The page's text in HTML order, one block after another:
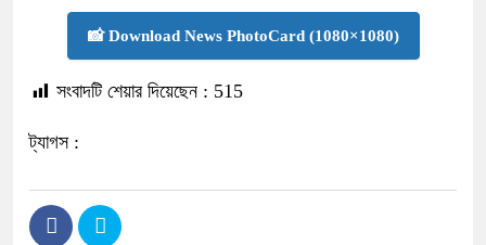
📸 Download News PhotoCard (1080×1080)
সংবাদটি শেয়ার দিয়েছেন : 515
ট্যাগস :